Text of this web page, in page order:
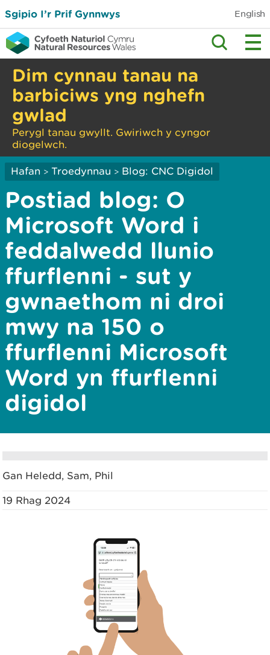
Sgipio I’r Prif Gynnwys English
Dim cynnau tanau na
barbiciws yng nghefn
gwlad
Perygl tanau gwyllt. Gwiriwch y cyngor
diogelwch.
Hafan > Troedynnau > Blog: CNC Digidol
Postiad blog: O
Microsoft Word i
feddalwedd llunio
ffurflenni - sut y
gwnaethom ni droi
mwy na 150 o
ffurflenni Microsoft
Word yn ffurflenni
digidol
Gan Heledd, Sam, Phil
19 Rhag 2024